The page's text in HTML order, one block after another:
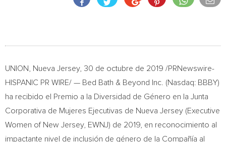
UNION, Nueva Jersey, 30 de octubre de 2019 /PRNewswire-
HISPANIC PR WIRE/ — Bed Bath & Beyond Inc. (Nasdaq: BBBY)
ha recibido el Premio a la Diversidad de Género en la Junta
Corporativa de Mujeres Ejecutivas de Nueva Jersey (Executive
Women of New Jersey, EWNJ) de 2019, en reconocimiento al
impactante nivel de inclusión de género de la Compañía al